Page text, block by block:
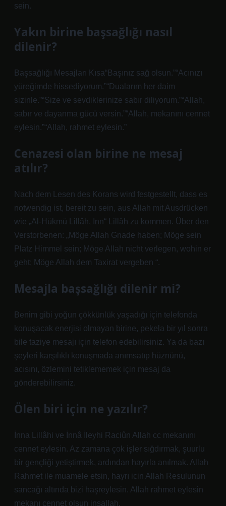
sein.
Yakın birine başsağlığı nasıl
dilenir?
Başsağlığı Mesajları Kısa“Başınız sağ olsun.”“Acınızı
yüreğimde hissediyorum.”“Dualarım her daim
sizinle.”“Size ve sevdiklerinize sabır diliyorum.”“Allah,
sabır ve dayanma gücü versin.”“Allah, mekanını cennet
eylesin.”“Allah, rahmet eylesin.”
Cenazesi olan birine ne mesaj
atılır?
Nach dem Lesen des Korans wird festgestellt, dass es
notwendig ist, bereit zu sein, aus Allah mit Ausdrücken
wie „Al-Hükmü Lillâh, Inn“ Lillâh zu kommen. Über den
Verstorbenen: „Möge Allah Gnade haben; Möge sein
Platz Himmel sein; Möge Allah nicht verlegen, wohin er
geht; Möge Allah dem Taxirat vergeben “.
Mesajla başsağlığı dilenir mi?
Benim gibi yoğun çökkünlük yaşadığı için telefonda
konuşacak enerjisi olmayan birine, pekela bir yıl sonra
bile taziye mesajı için telefon edebilirsiniz. Ya da bazı
şeyleri karşılıklı konuşmada anımsatıp hüznünü,
acısını, özlemini tetiklememek için mesaj da
gönderebilirsiniz.
Ölen biri için ne yazılır?
İnna Lillâhi ve İnnâ İleyhi Raciûn Allah cc mekanını
cennet eylesin. Az zamana çok işler sığdırmak, şuurlu
bir gençliği yetiştirmek, ardından hayırla anılmak. Allah
Rahmet ile muamele etsin, hayrı icin Allah Resulunun
sancağı altında bizi haşreylesin. Allah rahmet eylesin
mekanı cennet olsun inşallah.